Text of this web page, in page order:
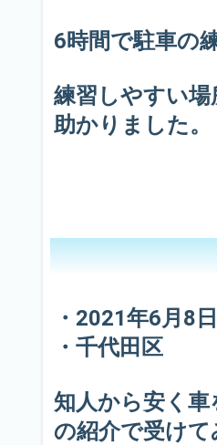
6時間で駐車の
練習しやすい
助かりました。
・2021年6月8
・千代田区
知人から安く
の紹介で受けて